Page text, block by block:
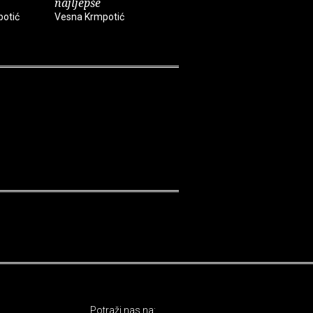
Vesna Krmpotić
Potraži nas na: